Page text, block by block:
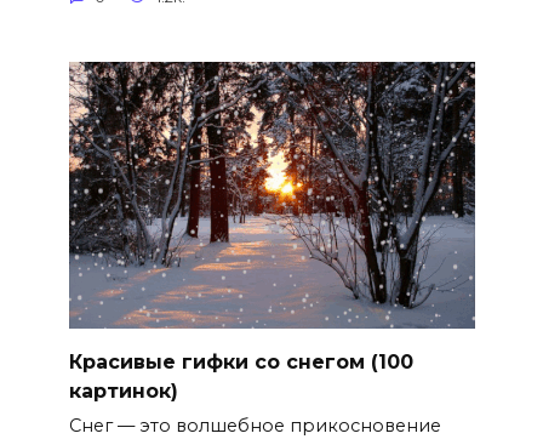
Красивые гифки со снегом (100
картинок)
Снег — это волшебное прикосновение